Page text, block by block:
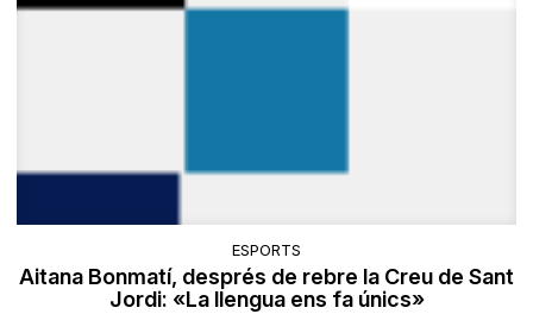
ESPORTS
Aitana Bonmatí, després de rebre la Creu de Sant
Jordi: «La llengua ens fa únics»